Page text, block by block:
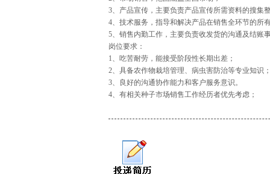
3、产品宣传，主要负责产品宣传所需资料的搜集整
4、技术服务，指导和解决产品在销售全环节的所
5、销售内勤工作，主要负责收发货的沟通及结账事
岗位要求：
1、吃苦耐劳，能接受阶段性长期出差；
2、具备农作物栽培管理、病虫害防治等专业知识；
3、良好的沟通协作能力和客户服务意识。
4、有相关种子市场销售工作经历者优先考虑；